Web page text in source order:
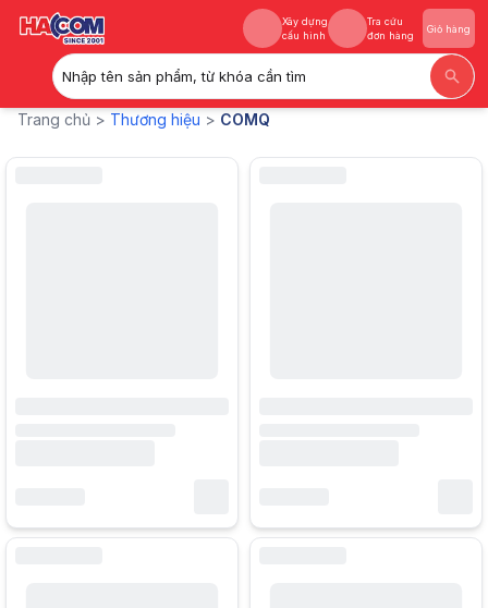
Xây dựng
cấu hình
Tra cứu
đơn hàng
Giỏ hàng
Nhập tên sản phẩm, từ khóa cần tìm
Xây dựng
Tra cứu
COMQ- Sản phẩm chính hãng tại Hacom.vn
Trang chủ > Thương hiệu > COMQ